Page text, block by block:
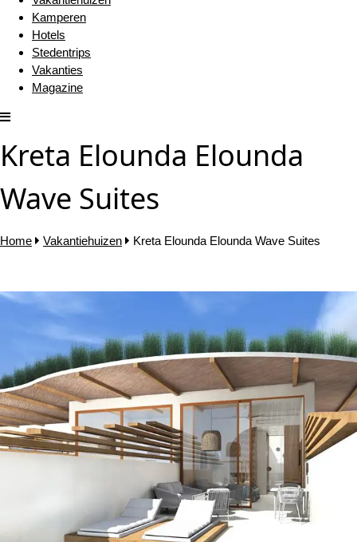
Kamperen
Hotels
Stedentrips
Vakanties
Magazine
Kreta Elounda Elounda
Wave Suites
Home Vakantiehuizen Kreta Elounda Elounda Wave Suites